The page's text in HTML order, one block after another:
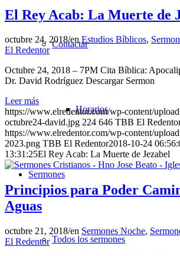
Contactar
Horarios
Sermones
Todos los sermones
El Rey Acab: La Muerte de
octubre 24, 2018/enEstudios Bíblicos,
El Redentor
Octubre 24, 2018 – 7PM Cita Bíblica:
Dr. David Rodríguez Descargar Sermon
Leer más
https://www.elredentor.com/wp-content/
octubre24-david.jpg 224 646 TBB El
https://www.elredentor.com/wp-content/
2023.png TBB El Redentor2018-10-24
13:31:25El Rey Acab: La Muerte de Jezabel
Principios para Poder
Aguas
octubre 21, 2018/en Sermones Noche,
El Redentor